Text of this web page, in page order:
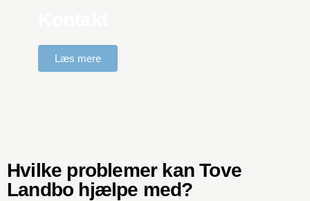
Læs mere
Hvilke problemer kan Tove
Landbo hjælpe med?